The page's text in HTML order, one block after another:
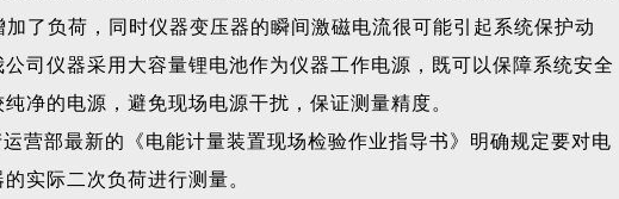
了负荷，同时仪器变压器的瞬间激磁电流很可能引起系统保护动
司仪器采用大容量锂电池作为仪器工作电源，既可以保障系统安全
净的电源，避免现场电源干扰，保证测量精度。
营部最新的《电能计量装置现场检验作业指导书》明确规定要对电
实际二次负荷进行测量。